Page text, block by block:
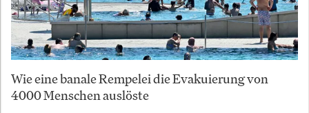
Wie eine banale Rempelei die Evakuierung von
4000 Menschen auslöste